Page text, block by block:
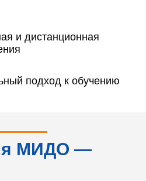
и дистанционная
подход к обучению
МИДО —